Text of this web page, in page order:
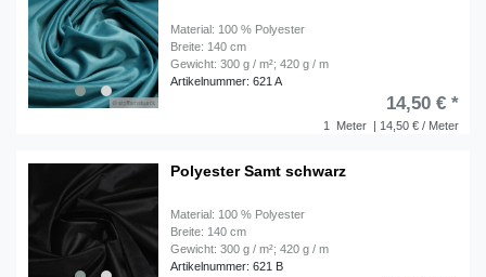
Material: 100 % Polyester
Breite: 140 cm
Gewicht: 300 g / m²; 420 g / m
Artikelnummer: 621 A
1 Meter | 14,50 € / Meter
14,50 € *
Polyester Samt schwarz
Material: 100 % Polyester
Breite: 140 cm
Gewicht: 300 g / m²; 420 g / m
Artikelnummer: 621 B